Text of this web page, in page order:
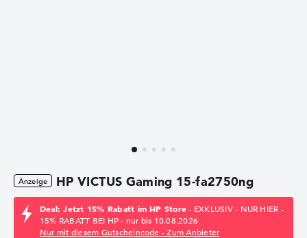
HP VICTUS Gaming 15-fa2750ng
Deal: Jetzt 15% Rabatt im HP Store- EXKLUSIV - NUR HIER -
15% RABATT BEI HP - nur bis 10.08.2026
Nur mit diesem Gutscheincode - Zum Anbieter